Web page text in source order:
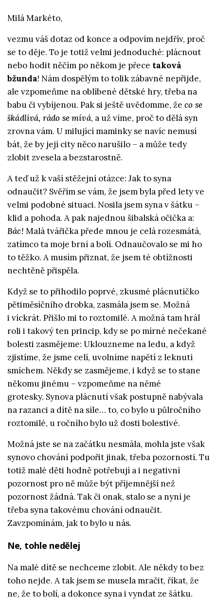
Milá Markéto,
vezmu váš dotaz od konce a odpovím nejdřív, proč
se to děje. To je totiž velmi jednoduché: plácnout
nebo hodit něčím po někom je přece taková
bžunda! Nám dospělým to tolik zábavné nepřijde,
ale vzpomeňme na oblíbené dětské hry, třeba na
babu či vybíjenou. Pak si ještě uvědomme, že co se
škádlívá, rádo se mívá, a už víme, proč to dělá syn
zrovna vám. U milující maminky se navíc nemusí
bát, že by její city něco narušilo – a může tedy
zlobit zvesela a bezstarostně.
A teď už k vaší stěžejní otázce: Jak to syna
odnaučit? Svěřím se vám, že jsem byla před lety ve
velmi podobné situaci. Nosila jsem syna v šátku –
klid a pohoda. A pak najednou šibalská očička a:
Bác! Malá tvářička přede mnou je celá rozesmátá,
zatímco ta moje brní a bolí. Odnaučovalo se mi ho
to těžko. A musím přiznat, že jsem té obtížnosti
nechtěně přispěla.
Když se to přihodilo poprvé, zkusmé plácnutíčko
pětiměsíčního drobka, zasmála jsem se. Možná
i víckrát. Přišlo mi to roztomilé. A možná tam hrál
roli i takový ten princip, kdy se po mírné nečekané
bolesti zasmějeme: Uklouzneme na ledu, a když
zjistíme, že jsme celí, uvolníme napětí z leknutí
smíchem. Někdy se zasmějeme, i když se to stane
někomu jinému – vzpomeňme na němé
grotesky. Synova plácnutí však postupně nabývala
na razanci a dítě na síle… to, co bylo u půlročního
roztomilé, u ročního bylo už dosti bolestivé.
Možná jste se na začátku nesmála, mohla jste však
synovo chování podpořit jinak, třeba pozorností. Tu
totiž malé děti hodně potřebují a i negativní
pozornost pro ně může být příjemnější než
pozornost žádná. Tak či onak, stalo se a nyní je
třeba syna takovému chování odnaučit.
Zavzpomínám, jak to bylo u nás.
Ne, tohle nedělej
Na malé dítě se nechceme zlobit. Ale někdy to bez
toho nejde. A tak jsem se musela mračit, říkat, že
ne, že to bolí, a dokonce syna i vyndat ze šátku.